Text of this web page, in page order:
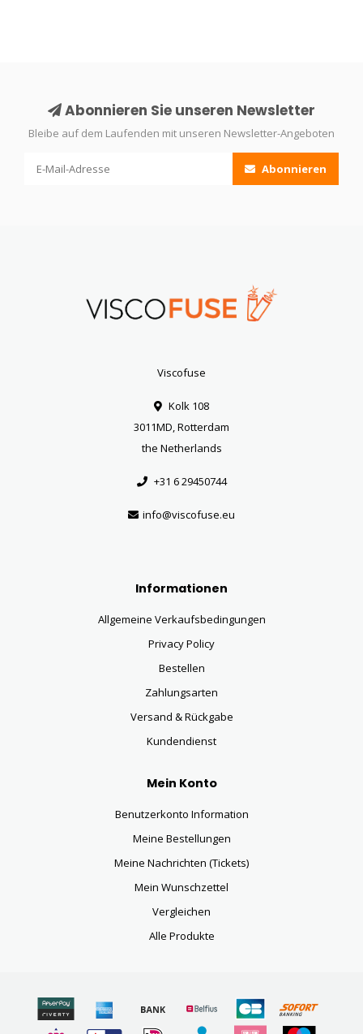
Abonnieren Sie unseren Newsletter
Bleibe auf dem Laufenden mit unseren Newsletter-Angeboten
Abonnieren
Viscofuse
Kolk 108
3011MD, Rotterdam
the Netherlands
+31 6 29450744
info@viscofuse.eu
Informationen
Allgemeine Verkaufsbedingungen
Privacy Policy
Bestellen
Zahlungsarten
Versand & Rückgabe
Kundendienst
Mein Konto
Benutzerkonto Information
Meine Bestellungen
Meine Nachrichten (Tickets)
Mein Wunschzettel
Vergleichen
Alle Produkte